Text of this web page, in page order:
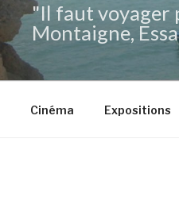
"Il faut voyager
Montaigne,
Cinéma Expositions